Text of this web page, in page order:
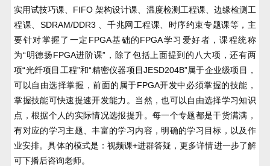
实用试技巧课、FIFO 架构设计课、温度检测工程课、边缘检测工
程课、SDRAM/DDR3 、千兆网工程课、时序约束专题课等，主
要针对掌握了一定FPGA基础的FPGA学习爱好者，课程统称
为“明德扬FPGA进阶课”，除了包括上面提到的八大项，还有两
项“光纤项目工程”和“精密仪器项目JESD204B”属于企业级项目，
可以自由选择掌握，前面的属于FPGA开发中必须掌握的技能，
掌握技能可快速提速开发能力。当然，也可以自由选择学习知识
点，根据个人的实际情况选报提升。每一个专题都是干货满满，
有对应的学习主题、丰富的学习内容，明确的学习目标，以及作
业安排。具体的模式是：视频课+进群答疑，更多详情进一步了解
可下播后咨询老师。